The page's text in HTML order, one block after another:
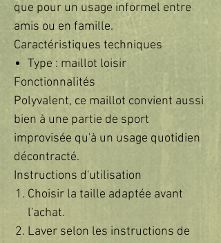
que pour un usage informel entre
amis ou en famille.
Caractéristiques techniques
Type : maillot loisir
Fonctionnalités
Polyvalent, ce maillot convient aussi
bien à une partie de sport
improvisée qu'à un usage quotidien
décontracté.
Instructions d'utilisation
Choisir la taille adaptée avant
l'achat.
Laver selon les instructions de